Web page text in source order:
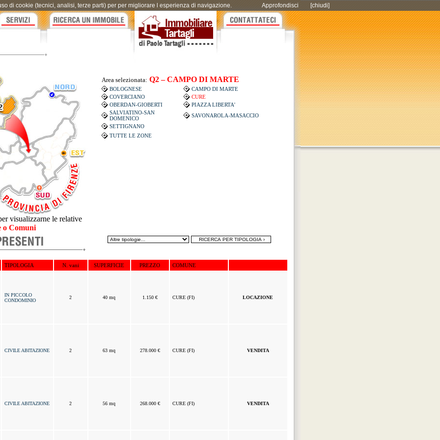
visualizzarne le relative
o Comuni
Area selezionata: Q2 – CAMPO DI MARTE
BOLOGNESE
CAMPO DI MARTE
COVERCIANO
CURE
OBERDAN-GIOBERTI
PIAZZA LIBERTA'
SALVIATINO-SAN
DOMENICO
SAVONAROLA-MASACCIO
SETTIGNANO
TUTTE LE ZONE
TIPOLOGIA N. vani SUPERFICIE PREZZO COMUNE
IN PICCOLO
CONDOMINIO
2 40 mq 1.150 € CURE (FI) LOCAZIONE
CIVILE ABITAZIONE 2 63 mq 278.000 € CURE (FI) VENDITA
CIVILE ABITAZIONE 2 56 mq 268.000 € CURE (FI) VENDITA
di cookie (tecnici, analisi, terze parti) per per migliorare l esperienza di navigazione. Approfondisci [chiudi]